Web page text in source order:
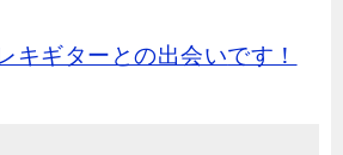
キギターとの出会いです！